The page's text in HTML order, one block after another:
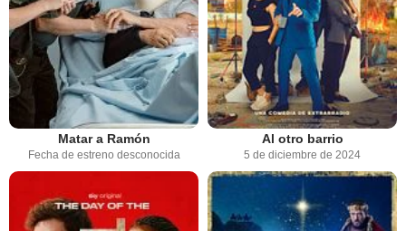
Matar a Ramón
Fecha de estreno desconocida
Al otro barrio
5 de diciembre de 2024